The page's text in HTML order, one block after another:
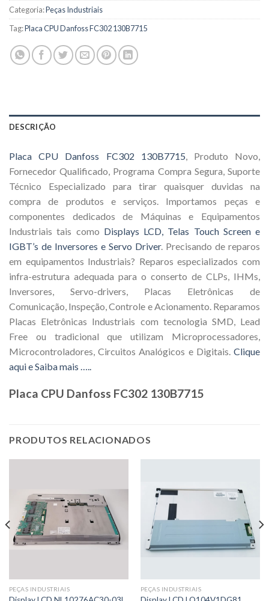
Categoria:Peças Industriais
Tag:Placa CPU Danfoss FC302 130B7715
DESCRIÇÃO
Placa CPU Danfoss FC302 130B7715, Produto Novo,
Fornecedor Qualificado, Programa Compra Segura, Suporte
Técnico Especializado para tirar quaisquer duvidas na
compra de produtos e serviços. Importamos peças e
componentes dedicados de Máquinas e Equipamentos
Industriais tais como Displays LCD, Telas Touch Screen e
IGBT’s de Inversores e Servo Driver. Precisando de reparos
em equipamentos Industriais? Reparos especializados com
infra-estrutura adequada para o conserto de CLPs, IHMs,
Inversores, Servo-drivers, Placas Eletrônicas de
Comunicação, Inspeção, Controle e Acionamento. Reparamos
Placas Eletrônicas Industriais com tecnologia SMD, Lead
Free ou tradicional que utilizam Microprocessadores,
Microcontroladores, Circuitos Analógicos e Digitais. Clique
aqui e Saiba mais …..
Placa CPU Danfoss FC302 130B7715
PRODUTOS RELACIONADOS
PEÇAS INDUSTRIAIS PEÇAS INDUSTRIAIS